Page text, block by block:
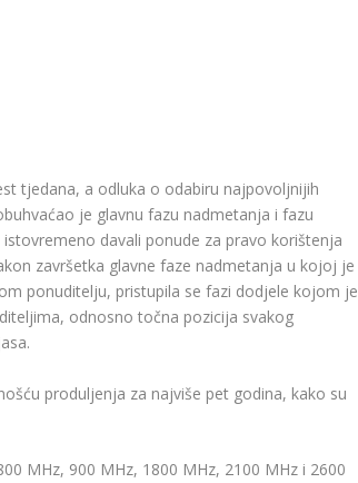
tjedana, a odluka o odabiru najpovoljnijih
je glavnu fazu nadmetanja i fazu
davali ponude za pravo korištenja
završetka glavne faze nadmetanja u kojoj je
ponuditelju, pristupila se fazi dodjele kojom je
odnosno točna pozicija svakog
produljenja za najviše pet godina, kako su
MHz, 900 MHz, 1800 MHz, 2100 MHz i 2600